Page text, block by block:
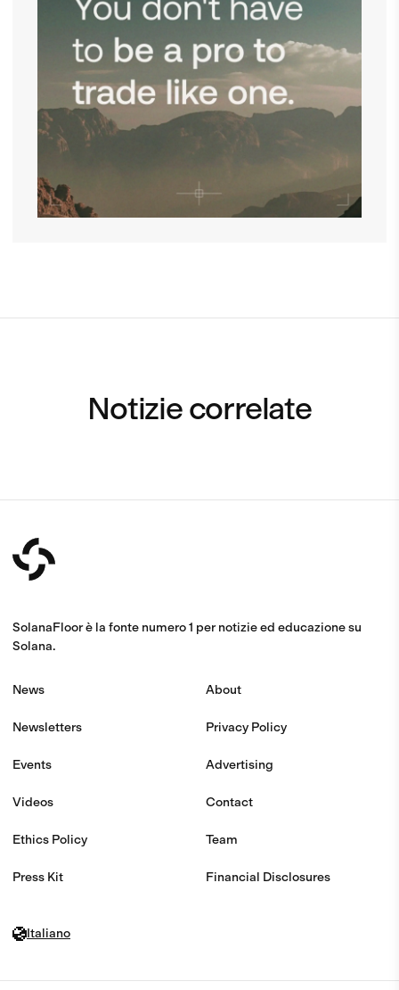
Notizie correlate
SolanaFloor è la fonte numero 1 per notizie ed educazione su
Solana.
News
Newsletters
Events
Videos
Ethics Policy
Press Kit
About
Privacy Policy
Advertising
Contact
Team
Financial Disclosures
Italiano